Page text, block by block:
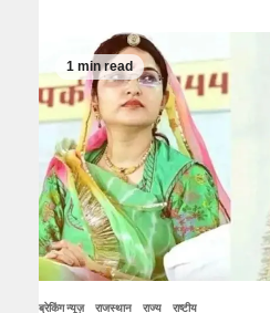
1 min read
ब्रेकिंग न्यूज़ राजस्थान राज्य राष्टीय